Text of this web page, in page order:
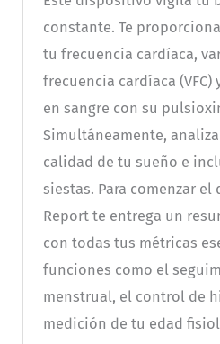
constante. Te
tu frecuencia cardíaca,
frecuencia cardíaca
en sangre con su
Simultáneamente,
calidad de tu sueño e
siestas. Para comenzar el
Report te entrega un
con todas tus métricas
funciones como el
menstrual, el control de
medición de tu edad